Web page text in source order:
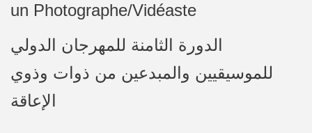
un Photographe/Vidéaste
الدورة الثامنة للمهرجان الدولي
للموسيقيين والمبدعين من ذوات وذوي
الإعاقة